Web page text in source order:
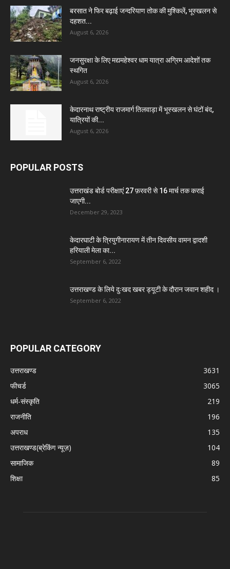
बरसात ने फिर बढ़ाई जन्दरियाण तोक की मुश्किलें, भूस्खलन से
दहशत...
August 6, 2026
जनसुरक्षा के लिए मद्यमहेश्वर धाम यात्रा अग्रिम आदेशों तक
स्थगित
August 6, 2026
केदारनाथ राष्ट्रीय राजमार्ग तिलवाड़ा में भूस्खलन से घंटों बंद,
यात्रियों की...
August 6, 2026
POPULAR POSTS
उत्तराखंड बोर्ड परीक्षाएं 27 फ़रवरी से 16 मार्च तक कराई
जाएगी...
December 29, 2023
केदारघाटी के त्रियुगीनारायण में तीन दिवसीय वामन द्वादशी
हरियाली मेला का...
September 6, 2022
उत्तराखण्ड के लिये दुःखद खबर ड्यूटी के दौरान जवान शहीद ।
September 6, 2022
POPULAR CATEGORY
उत्तराखण्ड
3631
फीचर्ड
3065
धर्म-संस्कृति
219
राजनीति
196
अपराध
135
उत्तराखण्ड(ब्रेकिंग न्यूज़)
104
सामाजिक
89
शिक्षा
85